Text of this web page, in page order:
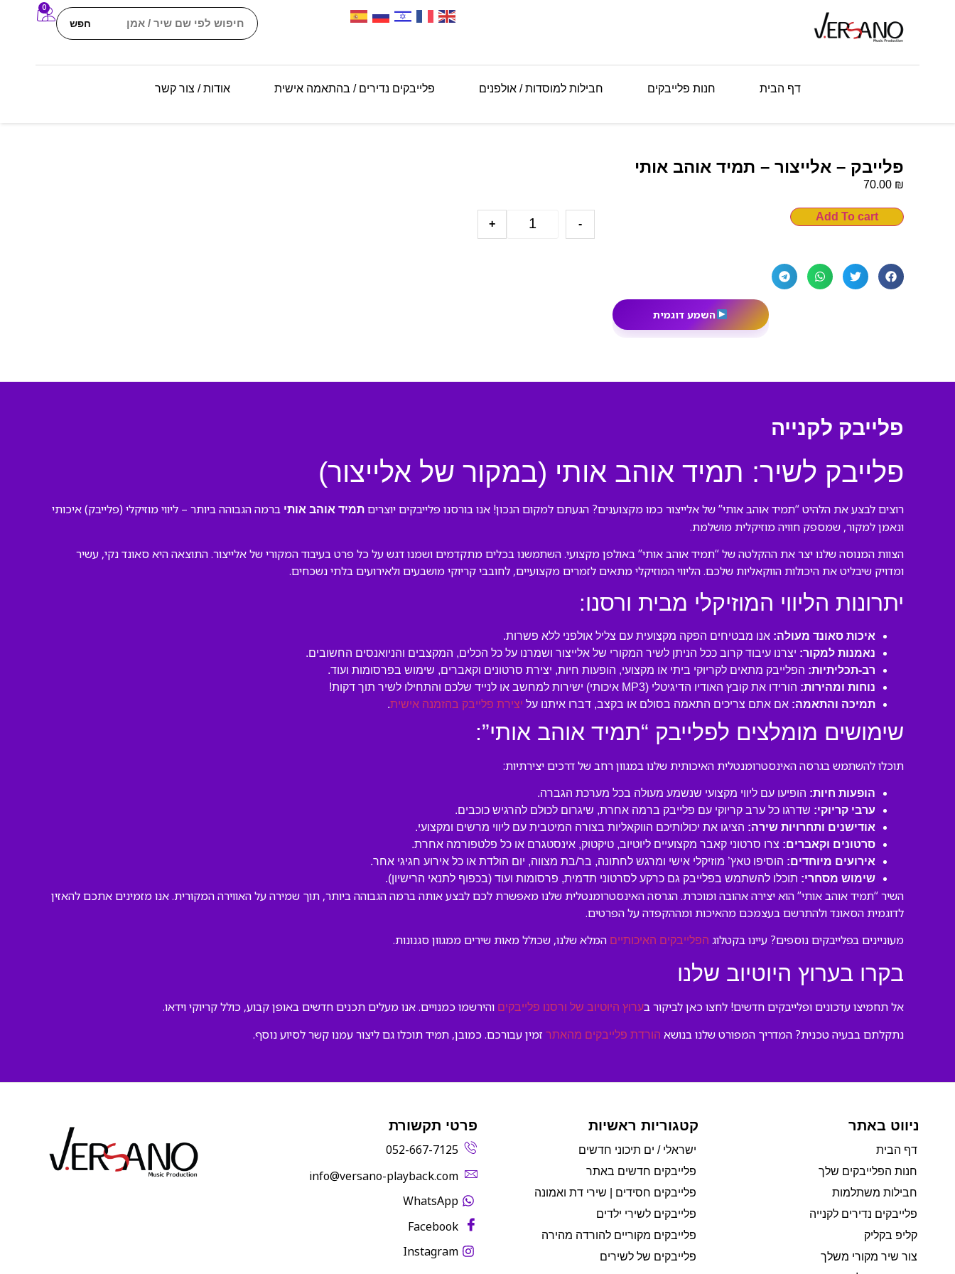
חפש
0
דף הבית חנות פלייבקים חבילות למוסדות / אולפנים פלייבקים נדירים / בהתאמה אישית אודות / צור קשר
פלייבק – אלייצור – תמיד אוהב אותי
70.00 ₪
-
+
Add To cart
השמע דוגמית
פלייבק לקנייה
פלייבק לשיר: תמיד אוהב אותי (במקור של אלייצור)
רוצים לבצע את הלהיט “תמיד אוהב אותי” של אלייצור כמו מקצוענים? הגעתם למקום הנכון! אנו בורסנו פלייבקים יוצרים תמיד אוהב אותי ברמה הגבוהה ביותר – ליווי מוזיקלי (פלייבק) איכותי
ונאמן למקור, שמספק חוויה מוזיקלית מושלמת.
הצוות המנוסה שלנו יצר את ההקלטה של “תמיד אוהב אותי” באולפן מקצועי. השתמשנו בכלים מתקדמים ושמנו דגש על כל פרט בעיבוד המקורי של אלייצור. התוצאה היא סאונד נקי, עשיר
ומדויק שיבליט את היכולות הווקאליות שלכם. הליווי המוזיקלי מתאים לזמרים מקצועיים, לחובבי קריוקי מושבעים ולאירועים בלתי נשכחים.
יתרונות הליווי המוזיקלי מבית ורסנו:
איכות סאונד מעולה: אנו מבטיחים הפקה מקצועית עם צליל אולפני ללא פשרות.
נאמנות למקור: יצרנו עיבוד קרוב ככל הניתן לשיר המקורי של אלייצור ושמרנו על כל הכלים, המקצבים והניואנסים החשובים.
רב-תכליתיות: הפלייבק מתאים לקריוקי ביתי או מקצועי, הופעות חיות, יצירת סרטונים וקאברים, שימוש בפרסומות ועוד.
נוחות ומהירות: הורידו את קובץ האודיו הדיגיטלי (MP3 איכותי) ישירות למחשב או לנייד שלכם והתחילו לשיר תוך דקות!
תמיכה והתאמה: אם אתם צריכים התאמה בסולם או בקצב, דברו איתנו על יצירת פלייבק בהזמנה אישית.
שימושים מומלצים לפלייבק “תמיד אוהב אותי”:
תוכלו להשתמש בגרסה האינסטרומנטלית האיכותית שלנו במגוון רחב של דרכים יצירתיות:
הופעות חיות: הופיעו עם ליווי מקצועי שנשמע מעולה בכל מערכת הגברה.
ערבי קריוקי: שדרגו כל ערב קריוקי עם פלייבק ברמה אחרת, שיגרום לכולם להרגיש כוכבים.
אודישנים ותחרויות שירה: הציגו את יכולותיכם הווקאליות בצורה המיטבית עם ליווי מרשים ומקצועי.
סרטונים וקאברים: צרו סרטוני קאבר מקצועיים ליוטיוב, טיקטוק, אינסטגרם או כל פלטפורמה אחרת.
אירועים מיוחדים: הוסיפו טאץ’ מוזיקלי אישי ומרגש לחתונה, בר/בת מצווה, יום הולדת או כל אירוע חגיגי אחר.
שימוש מסחרי: תוכלו להשתמש בפלייבק גם כרקע לסרטוני תדמית, פרסומות ועוד (בכפוף לתנאי הרישיון).
השיר “תמיד אוהב אותי” הוא יצירה אהובה ומוכרת. הגרסה האינסטרומנטלית שלנו מאפשרת לכם לבצע אותה ברמה הגבוהה ביותר, תוך שמירה על האווירה המקורית. אנו מזמינים אתכם להאזין
לדוגמית הסאונד ולהתרשם בעצמכם מהאיכות ומההקפדה על הפרטים.
מעוניינים בפלייבקים נוספים? עיינו בקטלוג הפלייבקים האיכותיים המלא שלנו, שכולל מאות שירים ממגוון סגנונות.
בקרו בערוץ היוטיוב שלנו
אל תחמיצו עדכונים ופלייבקים חדשים! לחצו כאן לביקור בערוץ היוטיוב של ורסנו פלייבקים והירשמו כמנויים. אנו מעלים תכנים חדשים באופן קבוע, כולל קריוקי וידאו.
נתקלתם בבעיה טכנית? המדריך המפורט שלנו בנושא הורדת פלייבקים מהאתר זמין עבורכם. כמובן, תמיד תוכלו גם ליצור עמנו קשר לסיוע נוסף.
ניווט באתר
דף הבית
חנות הפלייבקים שלך
חבילות משתלמות
פלייבקים נדירים לקנייה
קליפ בקליק
צור שיר מקורי משלך
קטגוריות ראשיות
ישראלי / ים תיכוני חדשים
פלייבקים חדשים באתר
פלייבקים חסידים | שירי דת ואמונה
פלייבקים לשירי ילדים
פלייבקים מקוריים להורדה מהירה
פלייבקים של לשירים
פרטי תקשורת
052-667-7125
‫info@versano-playback.com‬
WhatsApp
Facebook
Instagram